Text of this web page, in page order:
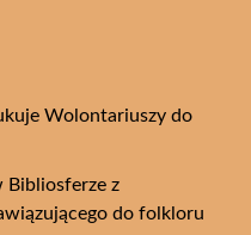
Wolontariuszy do
Bibliosferze z
do folkloru